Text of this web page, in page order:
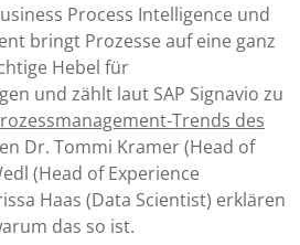
Process Intelligence und
bringt Prozesse auf eine ganz
Hebel für
und zählt laut SAP Signavio zu
Trends des
Dr. Tommi Kramer (Head of
(Head of Experience
Haas (Data Scientist) erklären
das so ist.